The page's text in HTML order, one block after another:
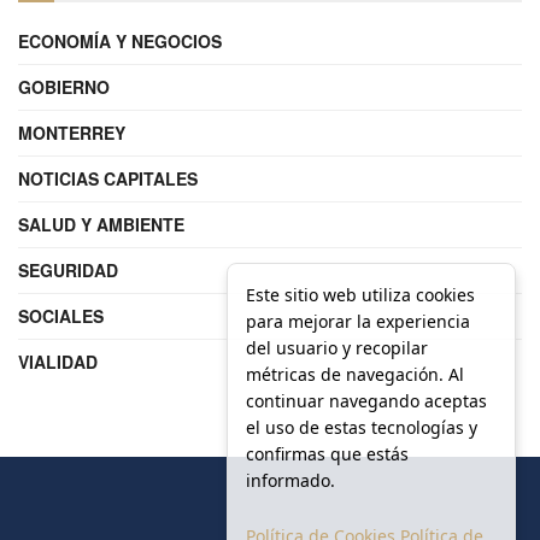
ECONOMÍA Y NEGOCIOS
GOBIERNO
MONTERREY
NOTICIAS CAPITALES
SALUD Y AMBIENTE
SEGURIDAD
SOCIALES
VIALIDAD
Este sitio web utiliza cookies
para mejorar la experiencia
del usuario y recopilar
métricas de navegación. Al
continuar navegando aceptas
el uso de estas tecnologías y
confirmas que estás
informado.